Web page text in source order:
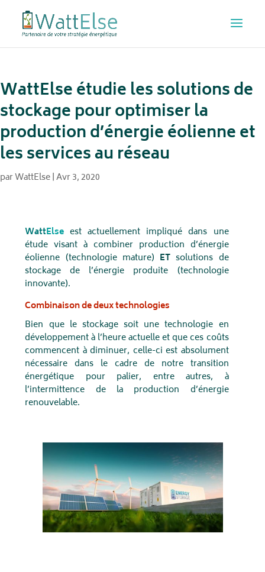
WattElse étudie les solutions de
stockage pour optimiser la
production d’énergie éolienne et
les services au réseau
parWattElse|Avr 3, 2020
WattElse est actuellement impliqué dans une
étude visant à combiner production d’énergie
éolienne (technologie mature) ET solutions de
stockage de l’énergie produite (technologie
innovante).
Combinaison de deux technologies
Bien que le stockage soit une technologie en
développement à l’heure actuelle et que ces coûts
commencent à diminuer, celle-ci est absolument
nécessaire dans le cadre de notre transition
énergétique pour palier, entre autres, à
l’intermittence de la production d’énergie
renouvelable.